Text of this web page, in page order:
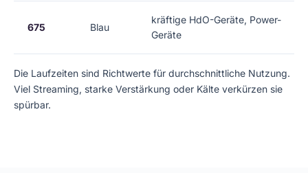
675 Blau
kräftige HdO-Geräte, Power-
Geräte
Die Laufzeiten sind Richtwerte für durchschnittliche Nutzung.
Viel Streaming, starke Verstärkung oder Kälte verkürzen sie
spürbar.